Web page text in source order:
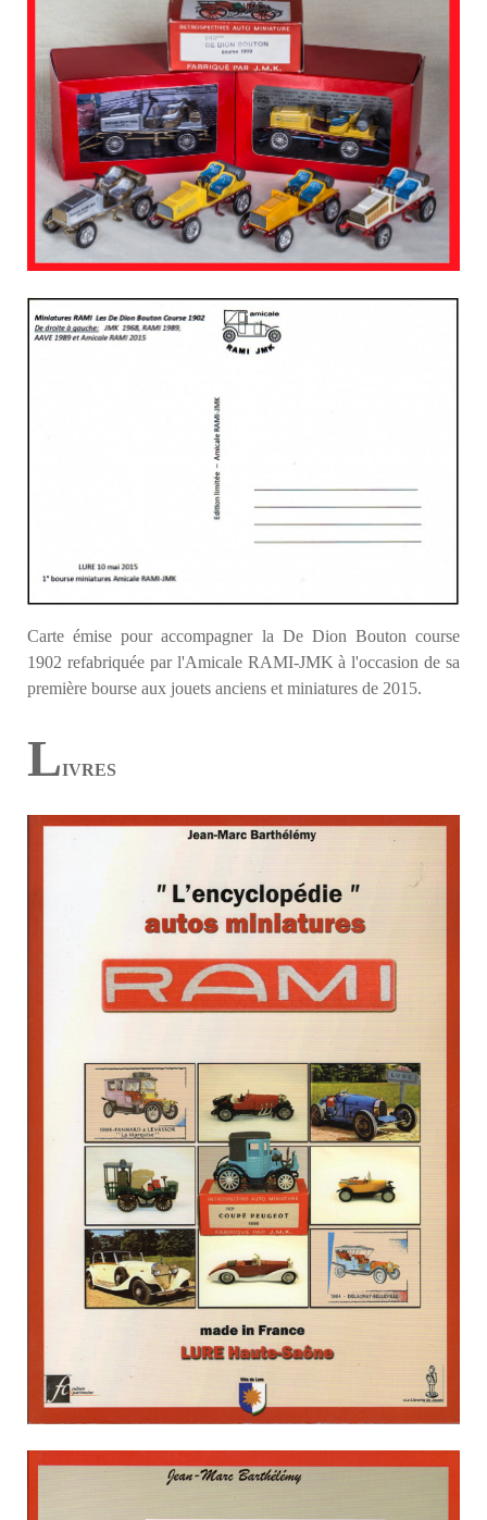
Carte émise pour accompagner la De Dion Bouton course
1902 refabriquée par l'Amicale RAMI-JMK à l'occasion de sa
première bourse aux jouets anciens et miniatures de 2015.
LIVRES